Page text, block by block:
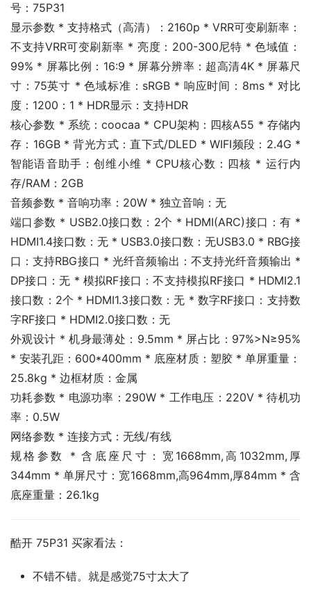
号：75P31
显示参数 * 支持格式（高清）：2160p * VRR可变刷新率：
不支持VRR可变刷新率 * 亮度：200-300尼特 * 色域值：
99% * 屏幕比例：16:9 * 屏幕分辨率：超高清4K * 屏幕尺
寸：75英寸 * 色域标准：sRGB * 响应时间：8ms * 对比
度：1200：1 * HDR显示：支持HDR
核心参数 * 系统：coocaa * CPU架构：四核A55 * 存储内
存：16GB * 背光方式：直下式/DLED * WIFI频段：2.4G *
智能语音助手：创维小维 * CPU核心数：四核 * 运行内
存/RAM：2GB
音频参数 * 音响功率：20W * 独立音响：无
端口参数 * USB2.0接口数：2个 * HDMI(ARC)接口：有 *
HDMI1.4接口数：无 * USB3.0接口数：无USB3.0 * RBG接
口：支持RBG接口 * 光纤音频输出：不支持光纤音频输出 *
DP接口：无 * 模拟RF接口：不支持模拟RF接口 * HDMI2.1
接口数：2个 * HDMI1.3接口数：无 * 数字RF接口：支持数
字RF接口 * HDMI2.0接口数：无
外观设计 * 机身最薄处：9.5mm * 屏占比：97%>N≥95%
* 安装孔距：600*400mm * 底座材质：塑胶 * 单屏重量：
25.8kg * 边框材质：金属
功耗参数 * 电源功率：290W * 工作电压：220V * 待机功
率：0.5W
网络参数 * 连接方式：无线/有线
规格参数 * 含底座尺寸：宽1668mm,高1032mm,厚
344mm * 单屏尺寸：宽1668mm,高964mm,厚84mm * 含
底座重量：26.1kg
酷开 75P31 买家看法：
不错不错。就是感觉75寸太大了